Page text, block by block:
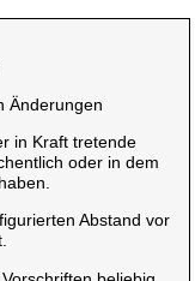
Änderungen
in Kraft tretende
oder in dem
Abstand vor